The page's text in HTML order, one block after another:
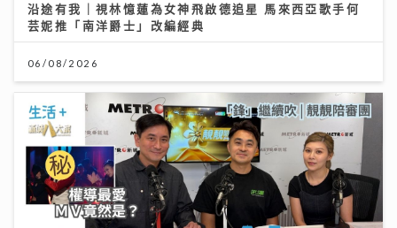
沿途有我｜視林憶蓮為女神飛啟德追星 馬來西亞歌手何
芸妮推「南洋爵士」改編經典
06/08/2026